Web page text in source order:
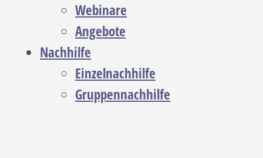
Webinare
Angebote
Nachhilfe
Einzelnachhilfe
Gruppennachhilfe